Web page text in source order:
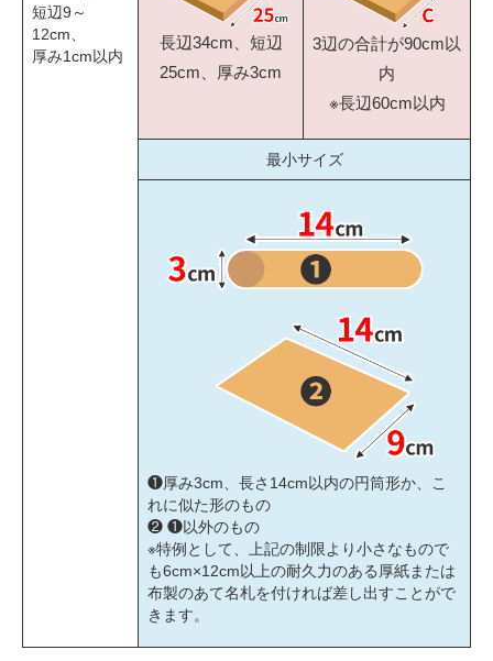
短辺9～
12cm、
厚み1cm以内
長辺34cm、短辺
25cm、厚み3cm
3辺の合計が90cm以
内
※長辺60cm以内
最小サイズ
❶厚み3cm、長さ14cm以内の円筒形か、こ
れに似た形のもの
❷ ❶以外のもの
※特例として、上記の制限より小さなもので
も6cm×12cm以上の耐久力のある厚紙または
布製のあて名札を付ければ差し出すことがで
きます。